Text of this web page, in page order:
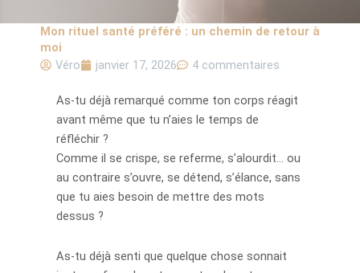
Mon rituel santé préféré : un chemin de retour à
moi
Véro
janvier 17, 2026 4 commentaires
As-tu déjà remarqué comme ton corps réagit
avant même que tu n’aies le temps de
réfléchir ?
Comme il se crispe, se referme, s’alourdit… ou
au contraire s’ouvre, se détend, s’élance, sans
que tu aies besoin de mettre des mots
dessus ?
As-tu déjà senti que quelque chose sonnait